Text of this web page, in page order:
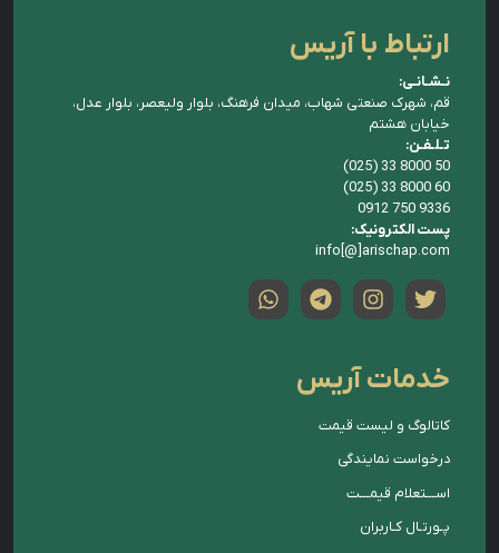
ارتباط با آریس
نـشـانـی:
قم، شهرک صنعتی شهاب، میدان فرهنگ، بلوار ولیعصر، بلوار عدل،
خیابان هشتم
تـلـفـن:
(025) 33 8000 50
(025) 33 8000 60
0912 750 9336
پست الکترونیک:
info[@]arischap.com
خدمات آریس
کاتالوگ و لیست قیمت
درخواست نمایندگی
اســـتعلام قیمـــت
پـورتـال کـاربران